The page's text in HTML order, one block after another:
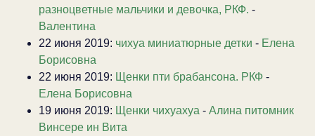
разноцветные мальчики и девочка, РКФ. -
Валентина
22 июня 2019: чихуа миниатюрные детки - Елена
Борисовна
22 июня 2019: Щенки пти брабансона. РКФ -
Елена Борисовна
19 июня 2019: Щенки чихуахуа - Алина питомник
Винсере ин Вита